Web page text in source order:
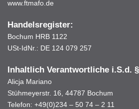
www.ftmafo.de
Handelsregister:
Bochum HRB 1122
USt-IdNr.: DE 124 079 257
Inhaltlich Verantwortliche i.S.d.
Alicja Mariano
Stühmeyerstr. 16, 44787 Bochum
Telefon: +49(0)234 – 50 74 – 2 11